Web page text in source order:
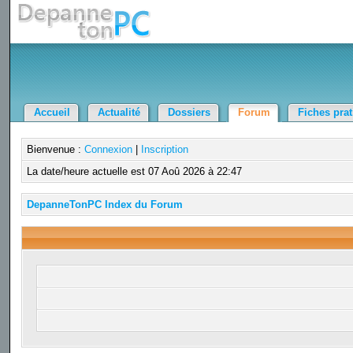
Accueil Actualité Dossiers Forum Fiches
Bienvenue : Connexion|
Inscription
La date/heure actuelle est 07 Aoû 2026 à 22:47
DepanneTonPC Index du Forum